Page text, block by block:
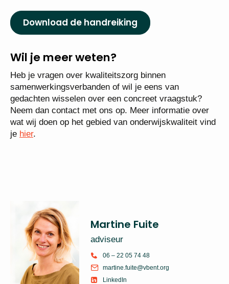
Download de handreiking
Wil je meer weten?
Heb je vragen over kwaliteitszorg binnen
samenwerkingsverbanden of wil je eens van
gedachten wisselen over een concreet vraagstuk?
Neem dan contact met ons op. Meer informatie over
wat wij doen op het gebied van onderwijskwaliteit vind
je hier.
Martine Fuite
adviseur
06 – 22 05 74 48
martine.fuite@vbent.org
LinkedIn